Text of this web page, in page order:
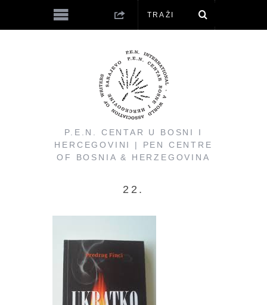
P.E.N. CENTAR U BOSNI I
HERCEGOVINI | PEN CENTRE
OF BOSNIA & HERZEGOVINA
22.